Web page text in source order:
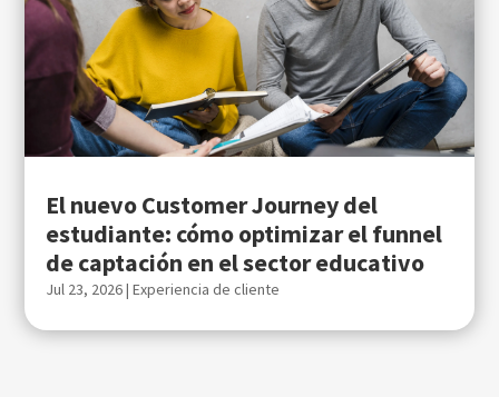
El nuevo Customer Journey del
estudiante: cómo optimizar el funnel
de captación en el sector educativo
Jul 23, 2026|Experiencia de cliente